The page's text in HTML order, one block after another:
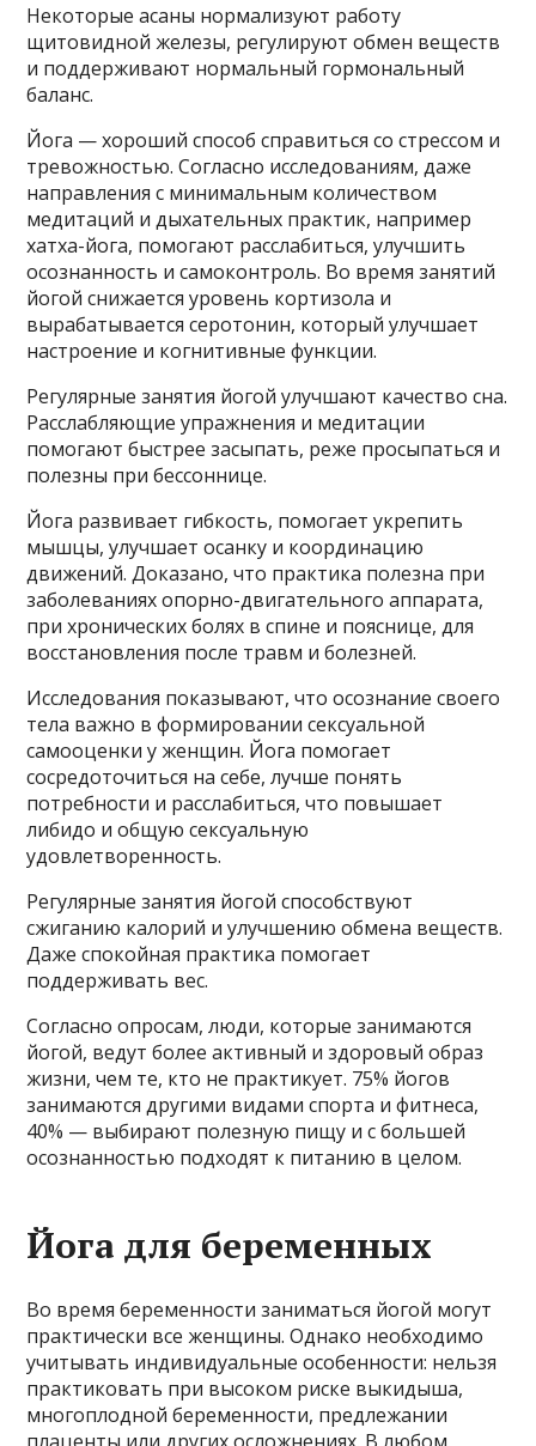
Некоторые асаны нормализуют работу
щитовидной железы, регулируют обмен веществ
и поддерживают нормальный гормональный
баланс.
Йога — хороший способ справиться со стрессом и
тревожностью. Согласно исследованиям, даже
направления с минимальным количеством
медитаций и дыхательных практик, например
хатха-йога, помогают расслабиться, улучшить
осознанность и самоконтроль. Во время занятий
йогой снижается уровень кортизола и
вырабатывается серотонин, который улучшает
настроение и когнитивные функции.
Регулярные занятия йогой улучшают качество сна.
Расслабляющие упражнения и медитации
помогают быстрее засыпать, реже просыпаться и
полезны при бессоннице.
Йога развивает гибкость, помогает укрепить
мышцы, улучшает осанку и координацию
движений. Доказано, что практика полезна при
заболеваниях опорно-двигательного аппарата,
при хронических болях в спине и пояснице, для
восстановления после травм и болезней.
Исследования показывают, что осознание своего
тела важно в формировании сексуальной
самооценки у женщин. Йога помогает
сосредоточиться на себе, лучше понять
потребности и расслабиться, что повышает
либидо и общую сексуальную
удовлетворенность.
Регулярные занятия йогой способствуют
сжиганию калорий и улучшению обмена веществ.
Даже спокойная практика помогает
поддерживать вес.
Согласно опросам, люди, которые занимаются
йогой, ведут более активный и здоровый образ
жизни, чем те, кто не практикует. 75% йогов
занимаются другими видами спорта и фитнеса,
40% — выбирают полезную пищу и с большей
осознанностью подходят к питанию в целом.
Йога для беременных
Во время беременности заниматься йогой могут
практически все женщины. Однако необходимо
учитывать индивидуальные особенности: нельзя
практиковать при высоком риске выкидыша,
многоплодной беременности, предлежании